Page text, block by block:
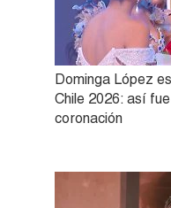
Dominga López
Chile 2026: así
coronación